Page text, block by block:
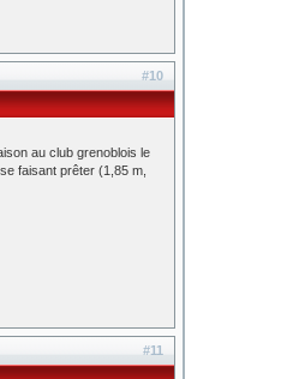
#10
au club grenoblois le
faisant prêter (1,85 m,
#11